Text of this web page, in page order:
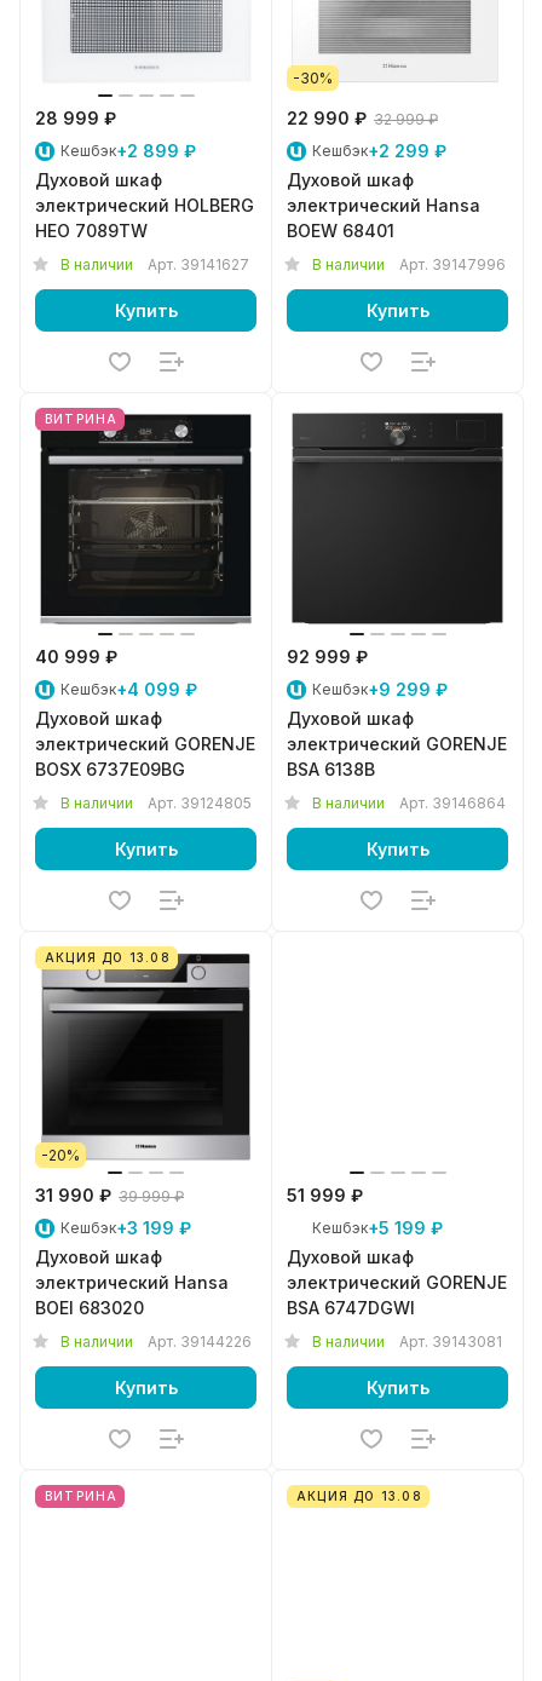
28 999 ₽
Кешбэк+2 899 ₽
Духовой шкаф
электрический HOLBERG
HEO 7089TW
В наличии Арт. 39141627
Купить
-30%
22 990 ₽ 32 999 ₽
Кешбэк+2 299 ₽
Духовой шкаф
электрический Hansa
BOEW 68401
В наличии Арт. 39147996
Купить
ВИТРИНА
40 999 ₽
Кешбэк+4 099 ₽
Духовой шкаф
электрический GORENJE
BOSX 6737E09BG
В наличии Арт. 39124805
Купить
92 999 ₽
Кешбэк+9 299 ₽
Духовой шкаф
электрический GORENJE
BSA 6138B
В наличии Арт. 39146864
Купить
АКЦИЯ ДО 13.08
-20%
31 990 ₽ 39 999 ₽
Кешбэк+3 199 ₽
Духовой шкаф
электрический Hansa
BOEI 683020
В наличии Арт. 39144226
Купить
51 999 ₽
Кешбэк+5 199 ₽
Духовой шкаф
электрический GORENJE
BSA 6747DGWI
В наличии Арт. 39143081
Купить
ВИТРИНА АКЦИЯ ДО 13.08